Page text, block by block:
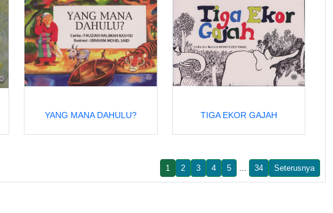
YANG MANA DAHULU? TIGA EKOR GAJAH
1 2 3 4 5 34 Seterusnya